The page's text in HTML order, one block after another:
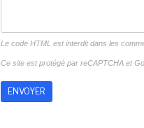
Le code HTML est interdit dans les
Ce site est protégé par reCAPTCHA et